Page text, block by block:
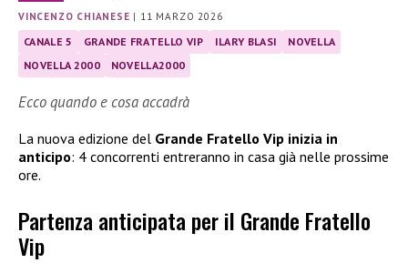
VINCENZO CHIANESE | 11 MARZO 2026
CANALE 5 GRANDE FRATELLO VIP ILARY BLASI
NOVELLA
NOVELLA 2000
NOVELLA2000
Ecco quando e cosa accadrà
La nuova edizione del Grande Fratello Vip inizia in
anticipo: 4 concorrenti entreranno in casa già nelle prossime
ore.
Partenza anticipata per il Grande Fratello
Vip